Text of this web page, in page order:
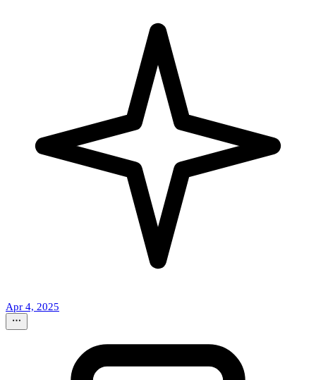
Apr 4, 2025